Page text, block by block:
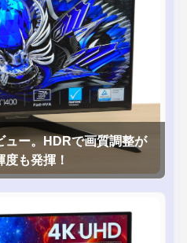
ュー。HDRで画質調整が
も発揮！